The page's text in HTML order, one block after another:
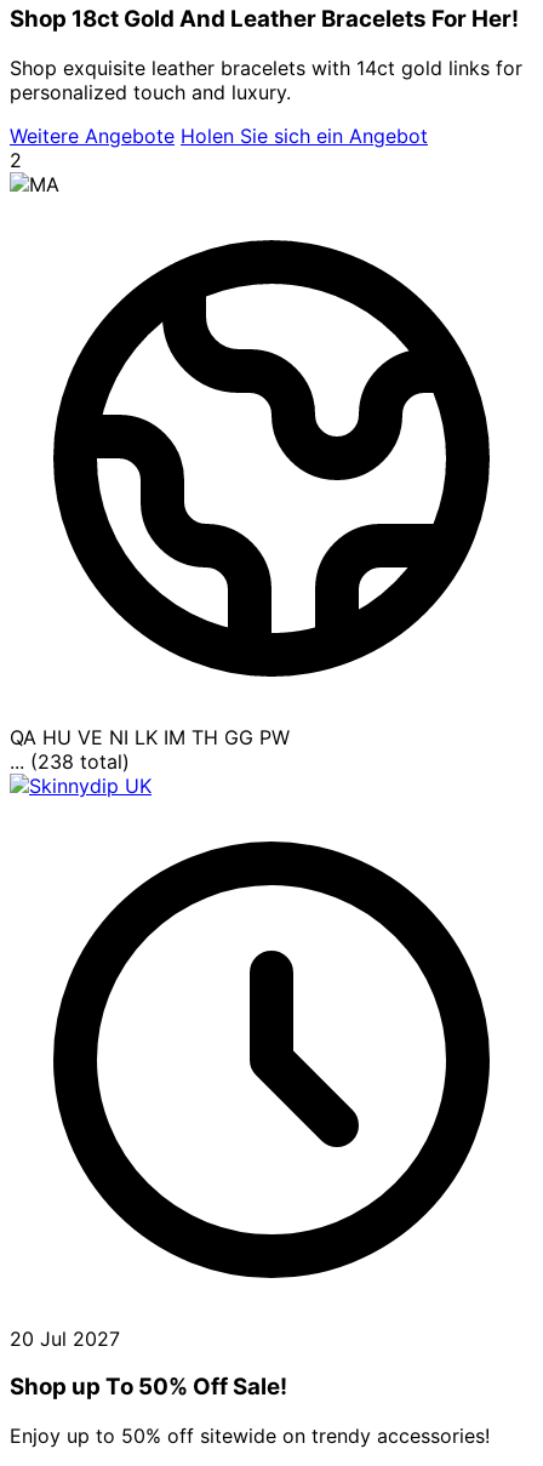
Shop 18ct Gold And Leather Bracelets For Her!
Shop exquisite leather bracelets with 14ct gold links for
personalized touch and luxury.
Weitere Angebote Holen Sie sich ein Angebot
2
QA HU VE NI LK IM TH GG PW
... (238 total)
20 Jul 2027
Shop up To 50% Off Sale!
Enjoy up to 50% off sitewide on trendy accessories!